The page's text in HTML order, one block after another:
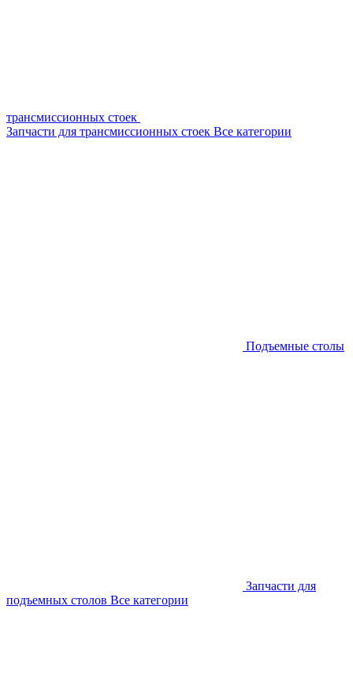
трансмиссионных стоек
Запчасти для трансмиссионных стоек Все категории
Подъемные столы
Запчасти для
подъемных столов Все категории